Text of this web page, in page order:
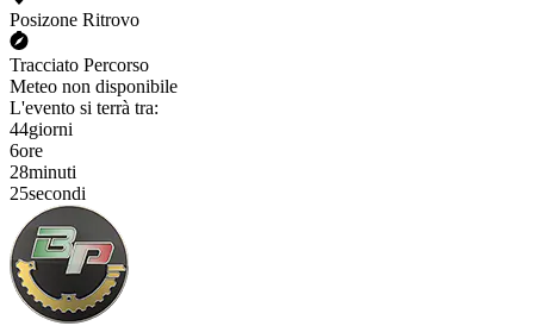
Posizone Ritrovo
Tracciato Percorso
Meteo non disponibile
L'evento si terrà tra:
44giorni
6ore
28minuti
24secondi